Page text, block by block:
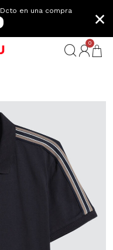
Dcto en una compra
×
0